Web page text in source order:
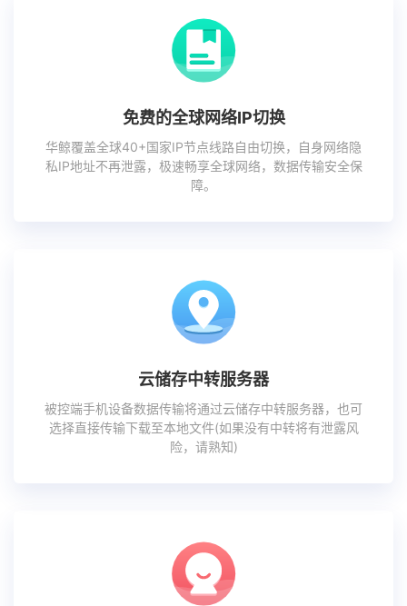
免费的全球网络IP切换
华鲸覆盖全球40+国家IP节点线路自由切换，自身网络隐
私IP地址不再泄露，极速畅享全球网络，数据传输安全保
障。
云储存中转服务器
被控端手机设备数据传输将通过云储存中转服务器，也可
选择直接传输下载至本地文件(如果没有中转将有泄露风
险，请熟知)